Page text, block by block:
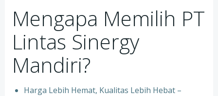
Mengapa Memilih PT
Lintas Sinergy
Mandiri?
Harga Lebih Hemat, Kualitas Lebih Hebat –